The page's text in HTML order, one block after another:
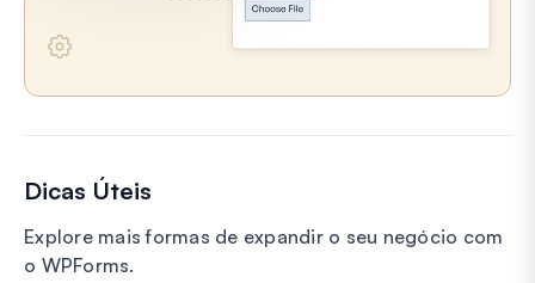
Dicas Úteis
Explore mais formas de expandir o seu negócio com
o WPForms.